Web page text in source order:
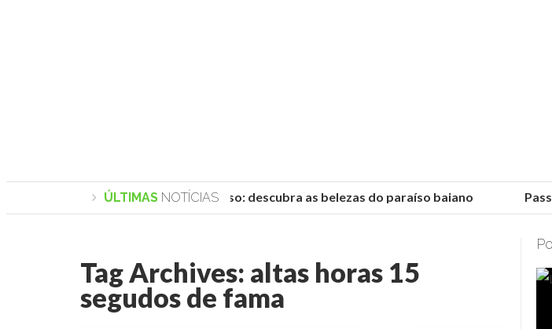
ÚLTIMAS NOTÍCIAS
Praias de Trancoso: descubra as belezas do paraíso baiano
Tag Archives: altas horas 15
segudos de fama